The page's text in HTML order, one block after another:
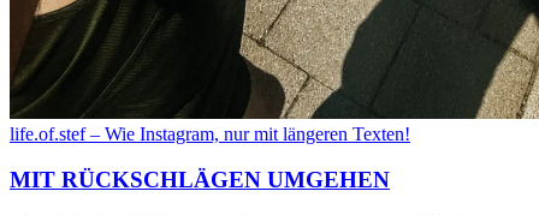
life.of.stef – Wie Instagram, nur mit längeren Texten!
MIT RÜCKSCHLÄGEN UMGEHEN